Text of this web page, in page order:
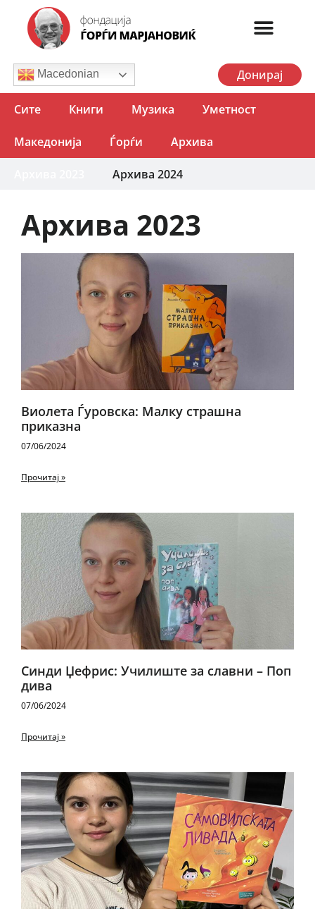
Macedonian Донирај
Сите Книги Музика Уметност
Македонија Ѓорѓи Архива
Архива 2024
Архива 2023
Виолета Ѓуровска: Малку страшна
приказна
07/06/2024
Прочитај »
Синди Џефрис: Училиште за славни – Поп
дива
07/06/2024
Прочитај »